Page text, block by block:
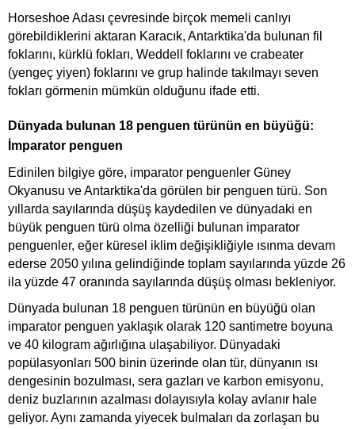
Horseshoe Adası çevresinde birçok memeli canlıyı
görebildiklerini aktaran Karacık, Antarktika'da bulunan fil
foklarını, kürklü fokları, Weddell foklarını ve crabeater
(yengeç yiyen) foklarını ve grup halinde takılmayı seven
fokları görmenin mümkün olduğunu ifade etti.
Dünyada bulunan 18 penguen türünün en büyüğü:
İmparator penguen
Edinilen bilgiye göre, imparator penguenler Güney
Okyanusu ve Antarktika'da görülen bir penguen türü. Son
yıllarda sayılarında düşüş kaydedilen ve dünyadaki en
büyük penguen türü olma özelliği bulunan imparator
penguenler, eğer küresel iklim değişikliğiyle ısınma devam
ederse 2050 yılına gelindiğinde toplam sayılarında yüzde 26
ila yüzde 47 oranında sayılarında düşüş olması bekleniyor.
Dünyada bulunan 18 penguen türünün en büyüğü olan
imparator penguen yaklaşık olarak 120 santimetre boyuna
ve 40 kilogram ağırlığına ulaşabiliyor. Dünyadaki
popülasyonları 500 binin üzerinde olan tür, dünyanın ısı
dengesinin bozulması, sera gazları ve karbon emisyonu,
deniz buzlarının azalması dolayısıyla kolay avlanır hale
geliyor. Aynı zamanda yiyecek bulmaları da zorlaşan bu